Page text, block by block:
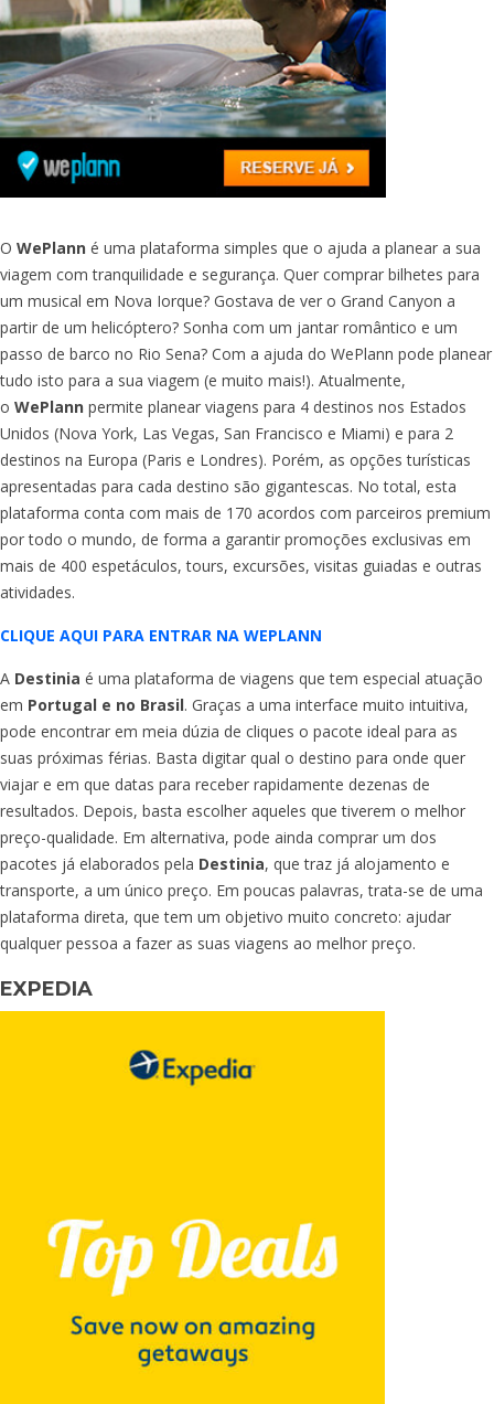
O WePlann é uma plataforma simples que o ajuda a planear a sua
viagem com tranquilidade e segurança. Quer comprar bilhetes para
um musical em Nova Iorque? Gostava de ver o Grand Canyon a
partir de um helicóptero? Sonha com um jantar romântico e um
passo de barco no Rio Sena? Com a ajuda do WePlann pode planear
tudo isto para a sua viagem (e muito mais!). Atualmente,
o WePlann permite planear viagens para 4 destinos nos Estados
Unidos (Nova York, Las Vegas, San Francisco e Miami) e para 2
destinos na Europa (Paris e Londres). Porém, as opções turísticas
apresentadas para cada destino são gigantescas. No total, esta
plataforma conta com mais de 170 acordos com parceiros premium
por todo o mundo, de forma a garantir promoções exclusivas em
mais de 400 espetáculos, tours, excursões, visitas guiadas e outras
atividades.
CLIQUE AQUI PARA ENTRAR NA WEPLANN
A Destinia é uma plataforma de viagens que tem especial atuação
em Portugal e no Brasil. Graças a uma interface muito intuitiva,
pode encontrar em meia dúzia de cliques o pacote ideal para as
suas próximas férias. Basta digitar qual o destino para onde quer
viajar e em que datas para receber rapidamente dezenas de
resultados. Depois, basta escolher aqueles que tiverem o melhor
preço-qualidade. Em alternativa, pode ainda comprar um dos
pacotes já elaborados pela Destinia, que traz já alojamento e
transporte, a um único preço. Em poucas palavras, trata-se de uma
plataforma direta, que tem um objetivo muito concreto: ajudar
qualquer pessoa a fazer as suas viagens ao melhor preço.
EXPEDIA